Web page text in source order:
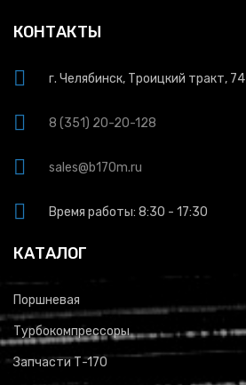
КОНТАКТЫ
г. Челябинск, Троицкий тракт, 74
8 (351) 20-20-128
sales@b170m.ru
Время работы: 8:30 - 17:30
КАТАЛОГ
Поршневая
Турбокомпрессоры
Запчасти Т-170